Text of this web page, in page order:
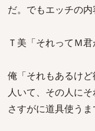
だ。でもエッチの内
Ｔ美「それってＭ
俺「それもあるけ
人いて、その人に
さすがに道具使うま